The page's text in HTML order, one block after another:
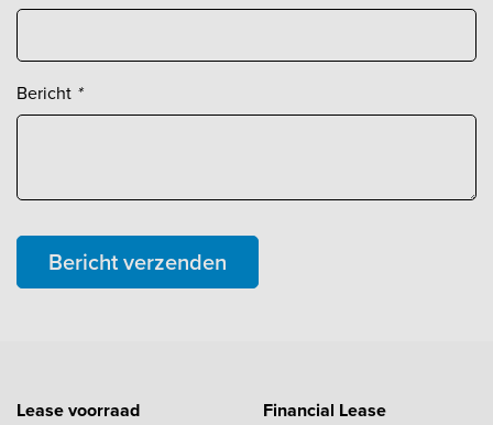
Bericht *
Bericht verzenden
Lease voorraad Financial Lease